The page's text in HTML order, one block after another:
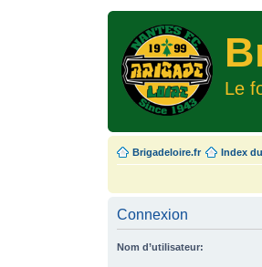
Le
Brigadeloire.fr Index
Connexion
Nom d’utilisateur: